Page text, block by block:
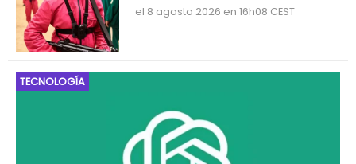
el 8 agosto 2026 en 16h08 CEST
TECNOLOGÍA